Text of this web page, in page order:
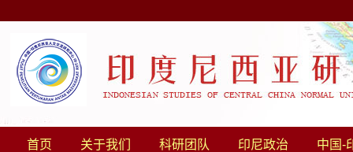
首页 关于我们 科研团队 印尼政治 中国-